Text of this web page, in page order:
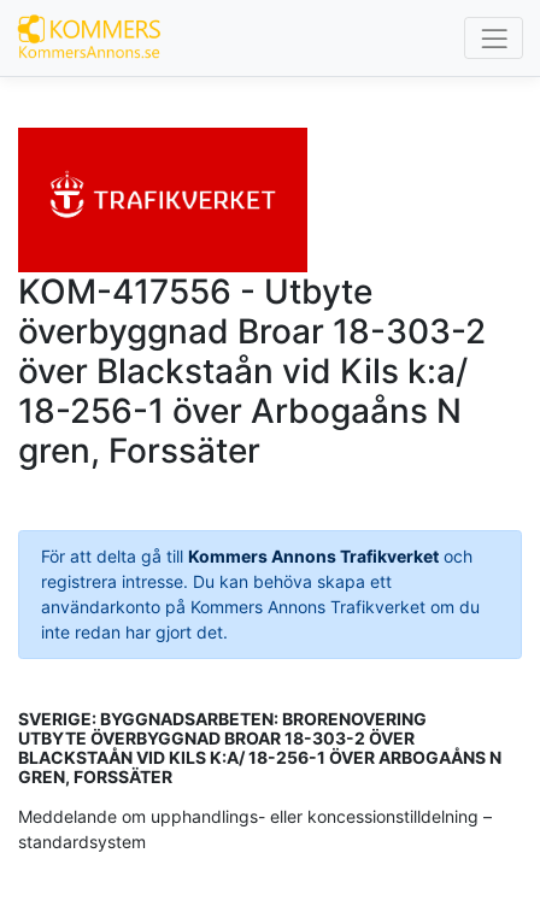
KOM-417556 - Utbyte
överbyggnad Broar 18-303-2
över Blackstaån vid Kils k:a/
18-256-1 över Arbogaåns N
gren, Forssäter
För att delta gå till Kommers Annons Trafikverketoch
registrera intresse. Du kan behöva skapa ett
användarkonto på Kommers Annons Trafikverket om du
inte redan har gjort det.
SVERIGE: BYGGNADSARBETEN: BRORENOVERING
UTBYTE ÖVERBYGGNAD BROAR 18-303-2 ÖVER
BLACKSTAÅN VID KILS K:A/ 18-256-1 ÖVER ARBOGAÅNS N
GREN, FORSSÄTER
Meddelande om upphandlings- eller koncessionstilldelning –
standardsystem